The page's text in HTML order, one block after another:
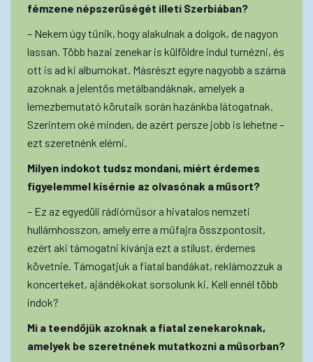
fémzene népszerűségét illeti Szerbiában?
– Nekem úgy tűnik, hogy alakulnak a dolgok, de nagyon
lassan. Több hazai zenekar is külföldre indul turnézni, és
ott is ad ki albumokat. Másrészt egyre nagyobb a száma
azoknak a jelentős metálbandáknak, amelyek a
lemezbemutató körutaik során hazánkba látogatnak.
Szerintem oké minden, de azért persze jobb is lehetne –
ezt szeretnénk elérni.
Milyen indokot tudsz mondani, miért érdemes
figyelemmel kísérnie az olvasónak a műsort?
– Ez az egyedüli rádióműsor a hivatalos nemzeti
hullámhosszon, amely erre a műfajra összpontosít,
ezért aki támogatni kívánja ezt a stílust, érdemes
követnie. Támogatjuk a fiatal bandákat, reklámozzuk a
koncerteket, ajándékokat sorsolunk ki. Kell ennél több
indok?
Mi a teendőjük azoknak a fiatal zenekaroknak,
amelyek be szeretnének mutatkozni a műsorban?